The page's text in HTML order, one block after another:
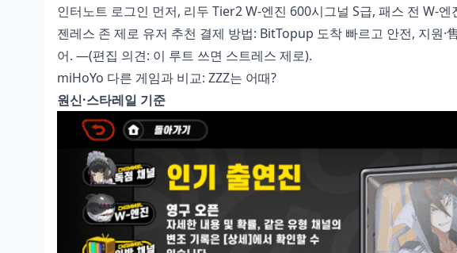
인터노트 로그인 먼저, 리두 Tier2 W-엔진 600시그널 S급, 패스 전 W-엔
젠레스 존 제로 유저 추천 결제 방법: BitTopup 도착 빠르고 안전, 지원·
어. —(편집 의견: 이 루트 쓰면 스트레스 제로).
miHoYo 다른 게임과 비교: ZZZ는 어때?
원신·스타레일 기준